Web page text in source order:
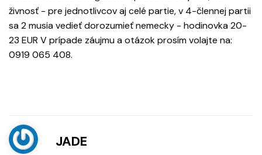
živnosť - pre jednotlivcov aj celé partie, v 4-člennej partii
sa 2 musia vedieť dorozumieť nemecky - hodinovka 20-
23 EUR V prípade záujmu a otázok prosím volajte na:
0919 065 408.
JADE